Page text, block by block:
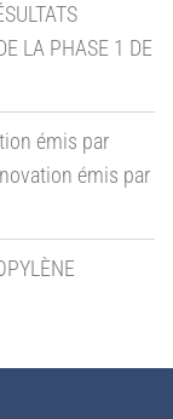
LA PHASE 1 DE
émis par
émis par